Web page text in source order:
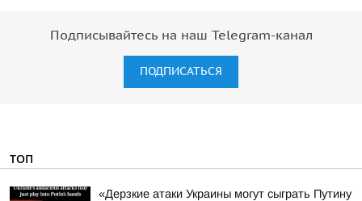
Подписывайтесь на наш Telegram-канал
ПОДПИСАТЬСЯ
ТОП
«Дерзкие атаки Украины могут сыграть Путину